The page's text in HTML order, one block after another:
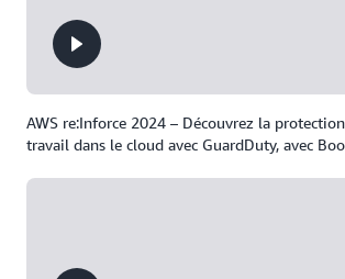
AWS re:Inforce 2024 – Découvrez la
travail dans le cloud avec GuardDuty, avec